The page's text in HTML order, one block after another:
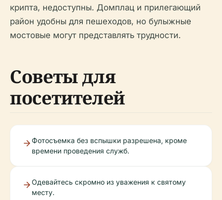
крипта, недоступны. Домплац и прилегающий
район удобны для пешеходов, но булыжные
мостовые могут представлять трудности.
Советы для
посетителей
Фотосъемка без вспышки разрешена, кроме
времени проведения служб.
Одевайтесь скромно из уважения к святому
месту.